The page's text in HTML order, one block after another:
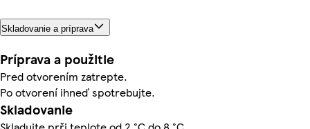
Skladovanie a príprava
Príprava a použitie
Pred otvorením zatrepte.
Po otvorení ihneď spotrebujte.
Skladovanie